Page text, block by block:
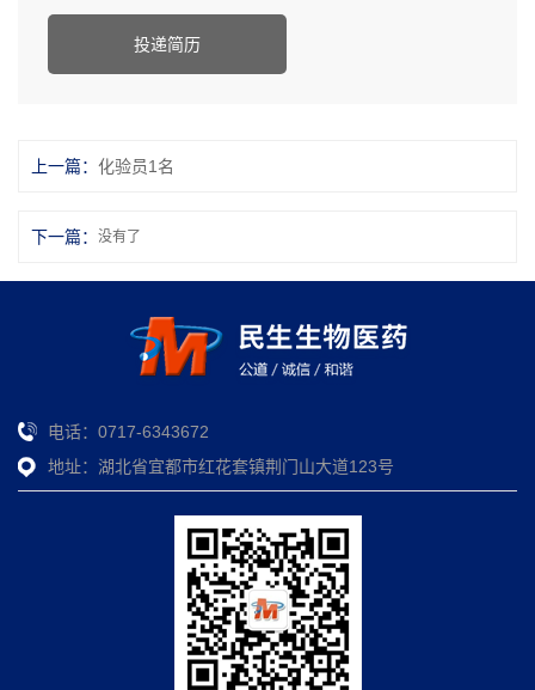
投递简历
上一篇： 化验员1名
下一篇： 没有了
电话：0717-6343672
地址：湖北省宜都市红花套镇荆门山大道123号